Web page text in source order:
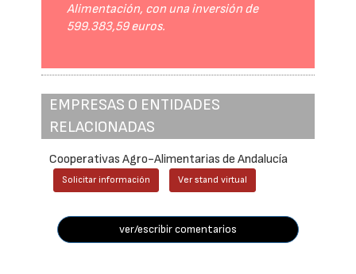
Alimentación, con una inversión de
599.383,59 euros.
EMPRESAS O ENTIDADES
RELACIONADAS
Cooperativas Agro-Alimentarias de Andalucía
Solicitar información Ver stand virtual
ver/escribir comentarios